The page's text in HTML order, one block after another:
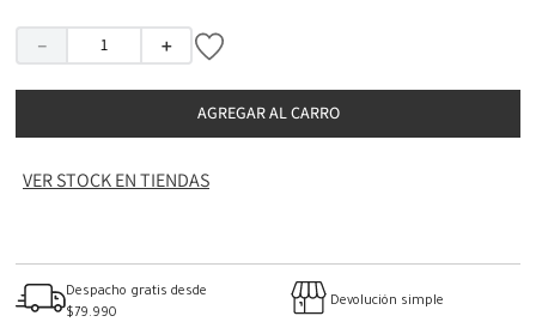
＋
－
AGREGAR AL CARRO
VER STOCK EN TIENDAS
Despacho gratis desde
$79.990
Devolución simple